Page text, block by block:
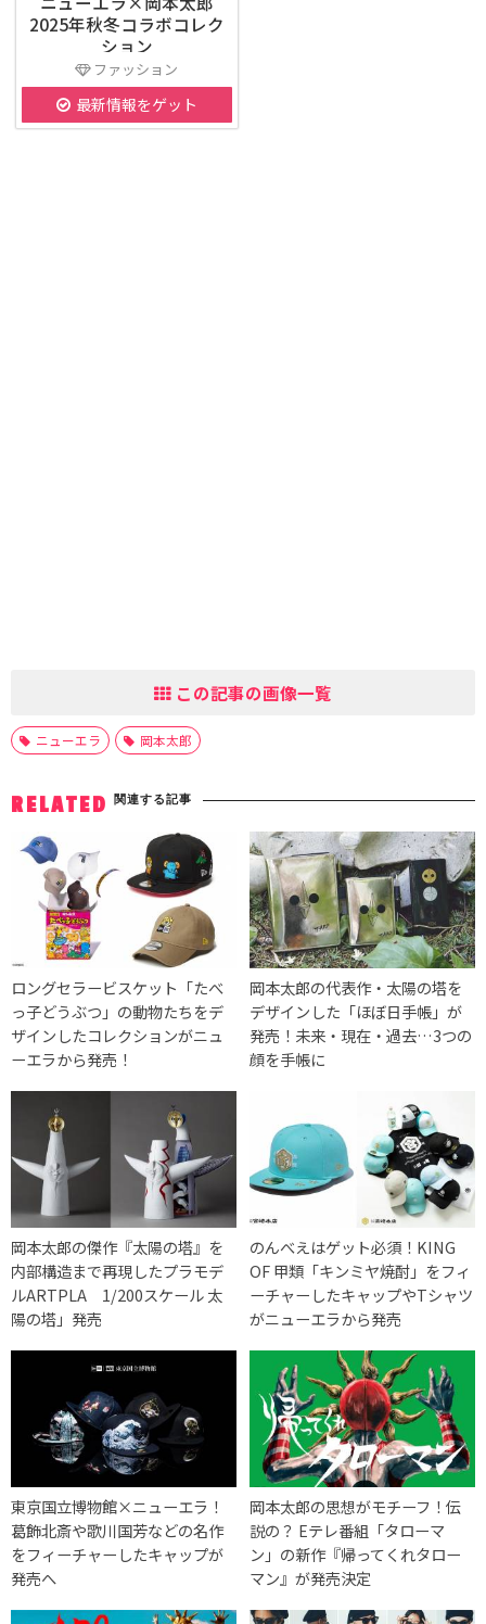
2025年秋冬コラボコレク
ション
ファッション
最新情報をゲット
この記事の画像一覧
ニューエラ 岡本太郎
RELATED 関連する記事
ロングセラービスケット「たべ
っ子どうぶつ」の動物たちをデ
ザインしたコレクションがニュ
ーエラから発売！
岡本太郎の代表作・太陽の塔を
デザインした「ほぼ日手帳」が
発売！未来・現在・過去…3つの
顔を手帳に
岡本太郎の傑作『太陽の塔』を
内部構造まで再現したプラモデ
ルARTPLA 1/200スケール 太
陽の塔」発売
のんべえはゲット必須！KING
OF 甲類「キンミヤ焼酎」をフィ
ーチャーしたキャップやTシャツ
がニューエラから発売
東京国立博物館×ニューエラ！
葛飾北斎や歌川国芳などの名作
をフィーチャーしたキャップが
発売へ
岡本太郎の思想がモチーフ！伝
説の？ Eテレ番組「タローマ
ン」の新作『帰ってくれタロー
マン』が発売決定